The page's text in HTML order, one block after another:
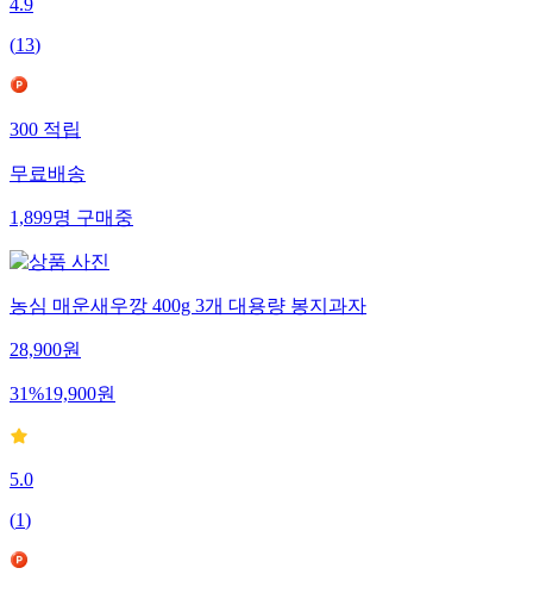
4.9
(13)
300적립
무료배송
1,899명구매중
농심 매운새우깡 400g 3개 대용량 봉지과자
28,900원
31%19,900원
5.0
(1)